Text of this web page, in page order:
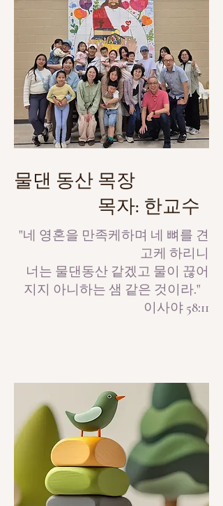
물댄 동산 목장
목자: 한교수
"네 영혼을 만족케하며 네 뼈를 견
고케 하리니
너는 물댄동산 같겠고 물이 끊어
지지 아니하는 샘 같은 것이라."
이사야 58:11